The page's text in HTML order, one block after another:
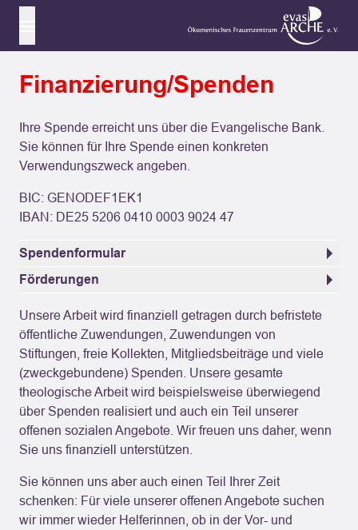
Skip
content
Finanzierung/Spenden
Ihre Spende erreicht uns über die Evangelische Bank.
Sie können für Ihre Spende einen konkreten
Verwendungszweck angeben.
BIC: GENODEF1EK1
IBAN: DE25 5206 0410 0003 9024 47
Spendenformular
Förderungen
Evas Arche wird gefördert bzw. finanziert von der
Senatsverwaltung für Arbeit, Soziales, Gleichstellung,
Integration, Vielfalt und Antidiskriminierung; der
Senatsverwaltung für Wissenschaft, Gesundheit und
Pflege; Landesamt für Gesundheit und Soziales
(LAGeSo); Koepjohann’ sche Stiftung;
Servicegesellschaft zgs consult GmbH;
Landesverbände der Pflegekassen; Aktion Mensch;
Brandenburg-schlesische Oberlausitz (EKBO);
Erzbistum Berlin und die Kurt & Maria Dohle Stiftung.
Außerdem finanzieren wir uns durch Spenden und
Unsere Arbeit wird finanziell getragen durch befristete
öffentliche Zuwendungen, Zuwendungen von
Stiftungen, freie Kollekten, Mitgliedsbeiträge und viele
(zweckgebundene) Spenden. Unsere gesamte
theologische Arbeit wird beispielsweise überwiegend
über Spenden realisiert und auch ein Teil unserer
offenen sozialen Angebote. Wir freuen uns daher, wenn
Sie uns finanziell unterstützen.
Sie können uns aber auch einen Teil Ihrer Zeit
schenken: Für viele unserer offenen Angebote suchen
wir immer wieder Helferinnen, ob in der Vor- und